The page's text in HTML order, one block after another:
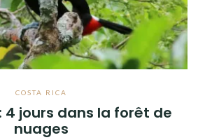
COSTA RICA
4 jours dans la forêt de
nuages